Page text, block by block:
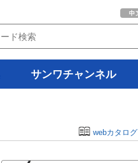
サンワチャンネル
webカタログ